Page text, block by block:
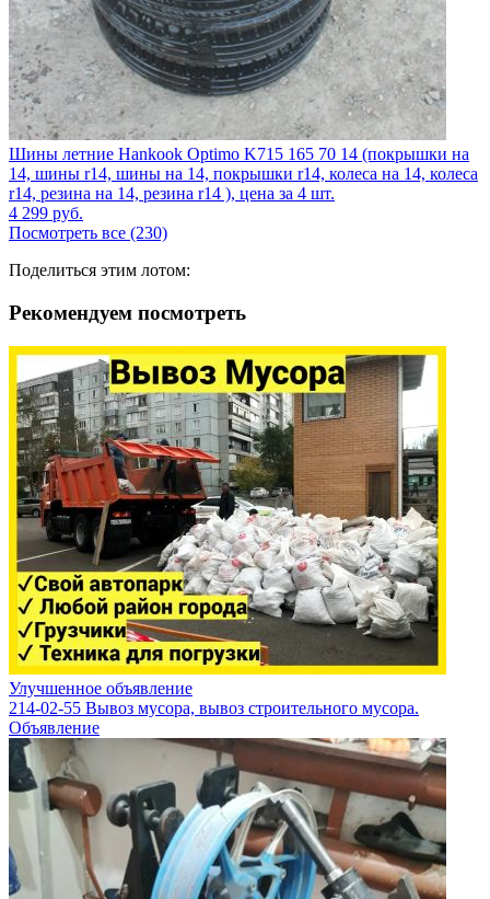
Шины летние Hankook Optimo K715 165 70 14 (покрышки на
14, шины r14, шины на 14, покрышки r14, колеса на 14, колеса
r14, резина на 14, резина r14 ), цена за 4 шт.
4 299 руб.
Посмотреть все (230)
Поделиться этим лотом:
Рекомендуем посмотреть
Улучшенное объявление
214-02-55 Вывоз мусора, вывоз строительного мусора.
Объявление